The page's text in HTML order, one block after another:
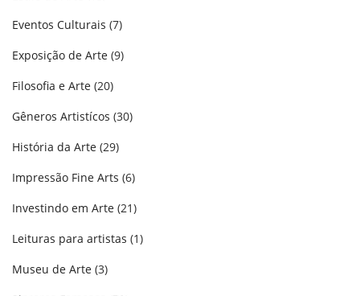
Eventos Culturais (7)
Exposição de Arte (9)
Filosofia e Arte (20)
Gêneros Artistícos (30)
História da Arte (29)
Impressão Fine Arts (6)
Investindo em Arte (21)
Leituras para artistas (1)
Museu de Arte (3)